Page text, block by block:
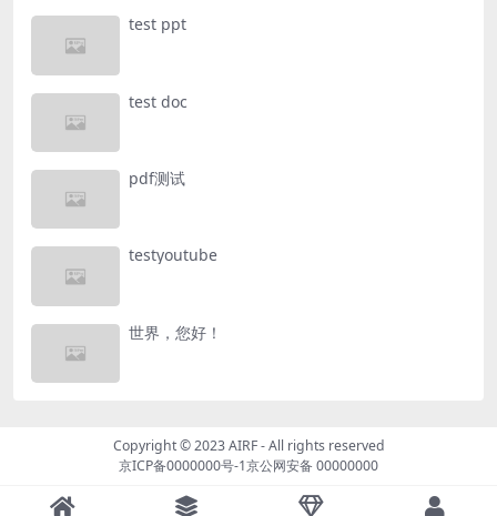
test ppt
test doc
pdf测试
testyoutube
世界，您好！
Copyright © 2023AIRF- All rights reserved
京ICP备0000000号-1京公网安备 00000000